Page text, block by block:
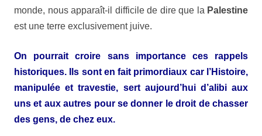
monde, nous apparaît-il difficile de dire que la Palestine
est une terre exclusivement juive.
On pourrait croire sans importance ces rappels
historiques. Ils sont en fait primordiaux car l’Histoire,
manipulée et travestie, sert aujourd’hui d’alibi aux
uns et aux autres pour se donner le droit de chasser
des gens, de chez eux.